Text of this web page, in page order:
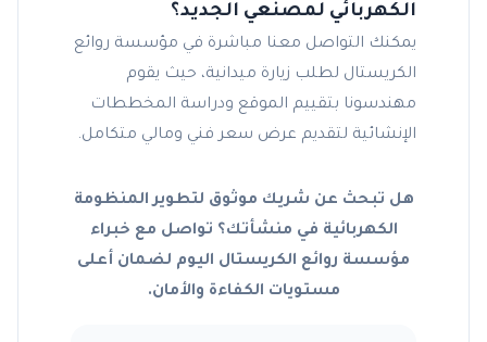
الكهربائي لمصنعي الجديد؟
يمكنك التواصل معنا مباشرة في مؤسسة روائع
الكريستال لطلب زيارة ميدانية، حيث يقوم
مهندسونا بتقييم الموقع ودراسة المخططات
الإنشائية لتقديم عرض سعر فني ومالي متكامل.
هل تبحث عن شريك موثوق لتطوير المنظومة
الكهربائية في منشأتك؟ تواصل مع خبراء
مؤسسة روائع الكريستال اليوم لضمان أعلى
مستويات الكفاءة والأمان.